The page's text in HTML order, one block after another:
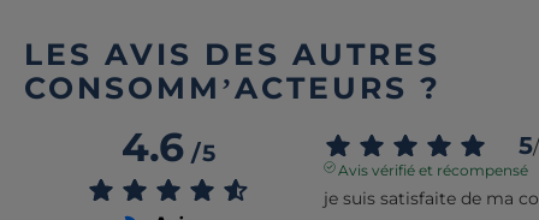
LES AVIS DES AUTRES
CONSOMM’ACTEURS ?
4.6/5 5/
Avis vérifié et récompensé
je suis satisfaite de ma